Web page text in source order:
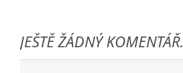
JEŠTĚ ŽÁDNÝ KOMENTÁŘ.